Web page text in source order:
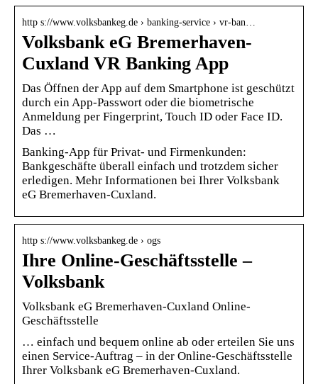
http s://www.volksbankeg.de › banking-service › vr-ban…
Volksbank eG Bremerhaven-
Cuxland VR Banking App
Das Öffnen der App auf dem Smartphone ist geschützt
durch ein App-Passwort oder die biometrische
Anmeldung per Fingerprint, Touch ID oder Face ID.
Das …
Banking-App für Privat- und Firmenkunden:
Bankgeschäfte überall einfach und trotzdem sicher
erledigen. Mehr Informationen bei Ihrer Volksbank
eG Bremerhaven-Cuxland.
http s://www.volksbankeg.de › ogs
Ihre Online-Geschäftsstelle –
Volksbank
Volksbank eG Bremerhaven-Cuxland Online-
Geschäftsstelle
… einfach und bequem online ab oder erteilen Sie uns
einen Service-Auftrag – in der Online-Geschäftsstelle
Ihrer Volksbank eG Bremerhaven-Cuxland.